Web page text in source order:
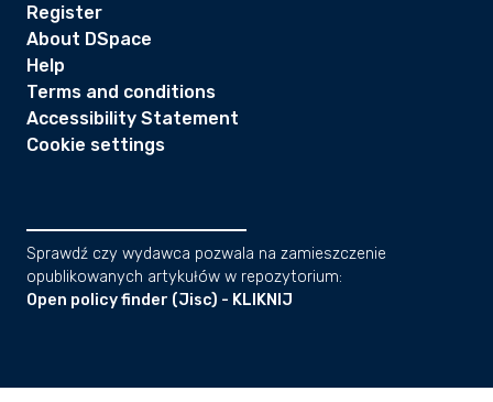
Register
About DSpace
Help
Terms and conditions
Accessibility Statement
Cookie settings
Sprawdź czy wydawca pozwala na zamieszczenie
opublikowanych artykułów w repozytorium:
Open policy finder (Jisc) - KLIKNIJ